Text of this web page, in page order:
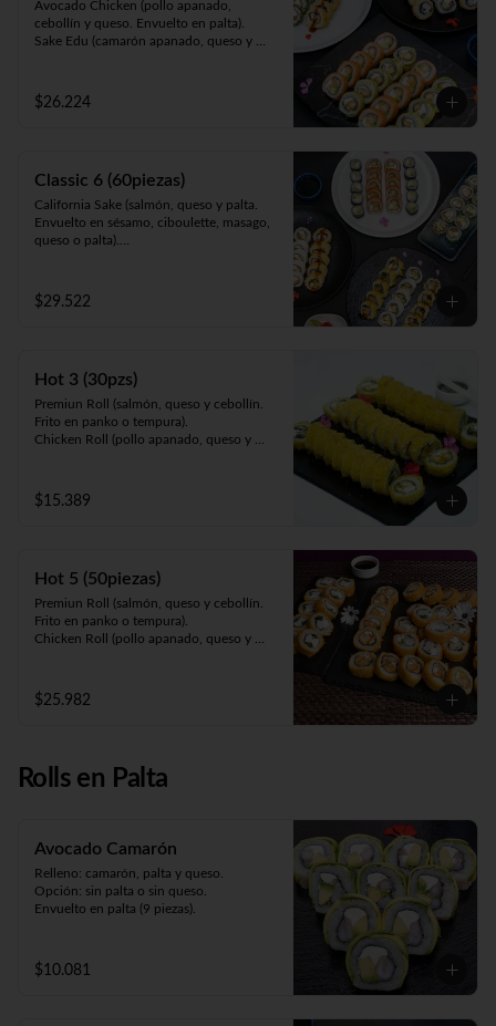
Avocado Chicken (pollo apanado,
cebollín y queso. Envuelto en palta).
Sake Edu (camarón apanado, queso y
Envuelto en ciboulette, sésamo, masago,
palta o queso).
en panko).
$26.224
Classic 6 (60piezas)
California Sake (salmón, queso y palta.
Envuelto en sésamo, ciboulette, masago,
queso o palta).
queso o palta).
Sake Edu (camarón apanado, palta y
Panko Kani (kanikama, queso y cebollín.
Frito en panko).
Hosomaki Green (queso y palta. Envuelto
en nori).
$29.522
Hot 3 (30pzs)
Premiun Roll (salmón, queso y cebollín.
Frito en panko o tempura).
Chicken Roll (pollo apanado, queso y
palta. Envuelto en pollo apanado y salsa
maracuyá).
$15.389
Hot 5 (50piezas)
Premiun Roll (salmón, queso y cebollín.
Frito en panko o tempura).
Chicken Roll (pollo apanado, queso y
palta. Envuelto en pollo apanado y salsa
maracuyá).
teriyaki).
$25.982
Rolls en Palta
Avocado Camarón
Relleno: camarón, palta y queso.
Opción: sin palta o sin queso.
Envuelto en palta (9 piezas).
$10.081